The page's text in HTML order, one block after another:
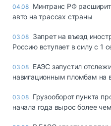
04.08 Минтранс РФ
авто на трассах страны
03.08 Запрет на въезд
Россию вступает в силу с 1
03.08 ЕАЭС запустил
навигационным пломбам на
03.08 Грузооборот пункта
начала года вырос более